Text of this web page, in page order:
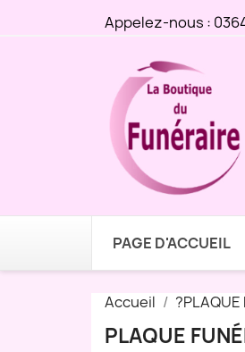
Appelez-nous :
PAGE D'ACCUEIL
Accueil ?PLAQUE
PLAQUE